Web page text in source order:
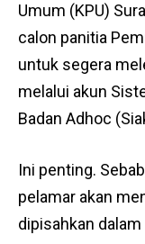
Umum (KPU)
calon panitia
untuk segera
melalui akun
Badan Adhoc
Ini penting.
pelamar akan
dipisahkan